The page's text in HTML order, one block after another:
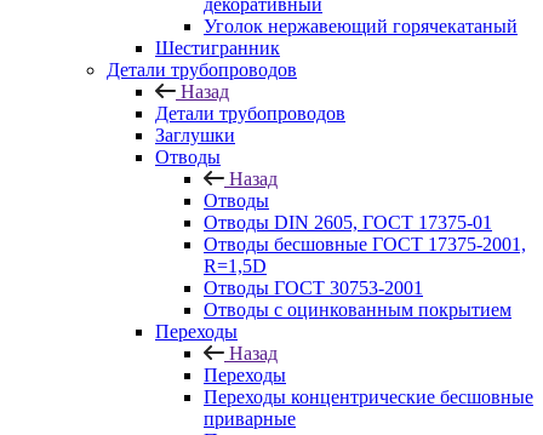
декоративный
Уголок нержавеющий горячекатаный
Шестигранник
Детали трубопроводов
Назад
Детали трубопроводов
Заглушки
Отводы
Назад
Отводы
Отводы DIN 2605, ГОСТ 17375-01
Отводы бесшовные ГОСТ 17375-2001,
R=1,5D
Отводы ГОСТ 30753-2001
Отводы с оцинкованным покрытием
Переходы
Назад
Переходы
Переходы концентрические бесшовные
приварные